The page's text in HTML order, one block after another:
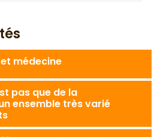
médecine
pas que de la
ensemble très varié